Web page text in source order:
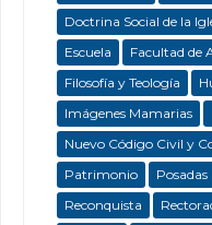
Doctrina Social de la
Escuela
Facultad de
Filosofía y Teología
Imágenes Mamarias
Nuevo Código Civil y
Patrimonio
Posadas
Reconquista